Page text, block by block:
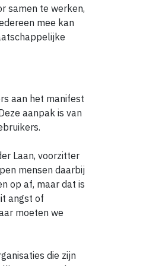
samen te werken,
mee kan
aan het manifest
aanpak is van
Laan, voorzitter
mensen daarbij
op af, maar dat is
angst of
moeten we
die zijn